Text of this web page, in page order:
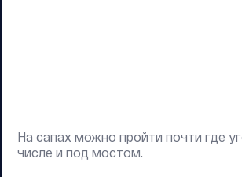
На сапах можно пройти почти где
числе и под мостом.